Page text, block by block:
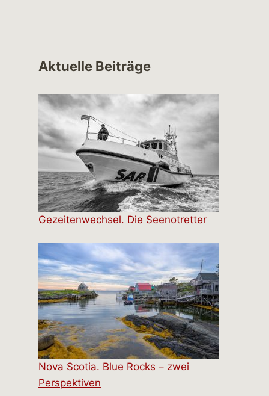
Aktuelle Beiträge
Gezeitenwechsel. Die Seenotretter
Nova Scotia. Blue Rocks – zwei
Perspektiven